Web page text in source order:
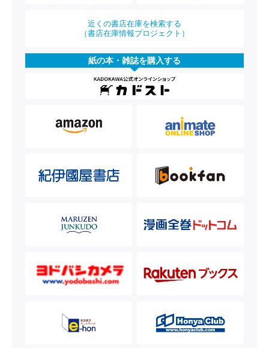
近くの書店在庫を検索する
（書店在庫情報プロジェクト）
紙の本・雑誌を購入する